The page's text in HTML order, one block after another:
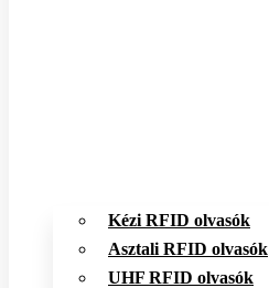
Kézi RFID olvasók
Asztali RFID olvasók
UHF RFID olvasók